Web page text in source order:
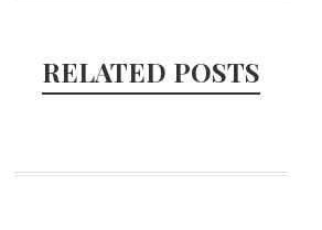
RELATED POSTS